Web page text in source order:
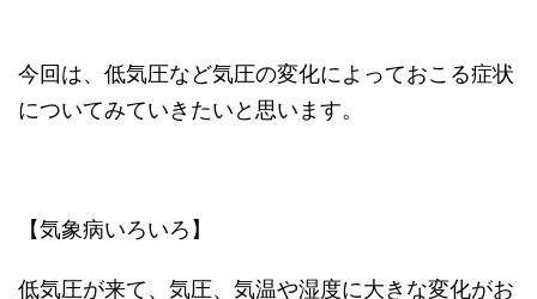
今回は、低気圧など気圧の変化によっておこる症状
についてみていきたいと思います。
【気象病いろいろ】
低気圧が来て、気圧、気温や湿度に大きな変化がお